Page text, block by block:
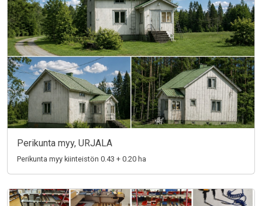
Perikunta myy, URJALA
Perikunta myy kiinteistön 0.43 + 0.20 ha